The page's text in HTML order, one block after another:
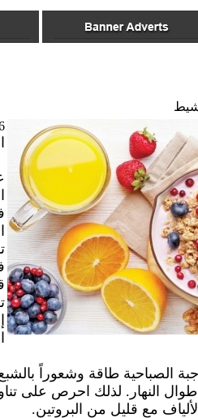
الصباحية طاقة وشعوراً
النهار. لذلك احرص على
مع قليل من البروتين.